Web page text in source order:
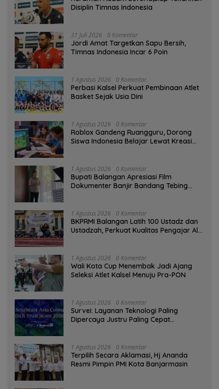
Disiplin Timnas Indonesia
31 Juli 2026 0 Komentar
Jordi Amat Targetkan Sapu Bersih,
Timnas Indonesia Incar 6 Poin
1 Agustus 2026 0 Komentar
Perbasi Kalsel Perkuat Pembinaan Atlet
Basket Sejak Usia Dini
1 Agustus 2026 0 Komentar
Roblox Gandeng Ruangguru, Dorong
Siswa Indonesia Belajar Lewat Kreasi
1 Agustus 2026 0 Komentar
Bupati Balangan Apresiasi Film
Dokumenter Banjir Bandang Tebing
1 Agustus 2026 0 Komentar
BKPRMI Balangan Latih 100 Ustadz dan
Ustadzah, Perkuat Kualitas Pengajar Al-
1 Agustus 2026 0 Komentar
Wali Kota Cup Menembak Jadi Ajang
Seleksi Atlet Kalsel Menuju Pra-PON
1 Agustus 2026 0 Komentar
Survei: Layanan Teknologi Paling
Dipercaya Justru Paling Cepat
1 Agustus 2026 0 Komentar
‎Terpilih Secara Aklamasi, Hj Ananda
Resmi Pimpin PMI Kota Banjarmasin